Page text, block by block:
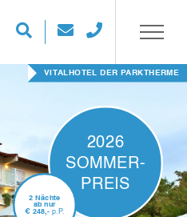
FAMILIEN-TIPP FÜR DIE FERIEN
2026
SOMMER-
PREIS
2 Nächte
ab nur
€ 248,- p.P.